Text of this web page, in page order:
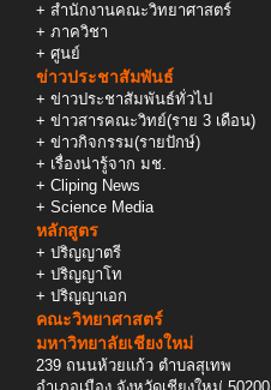
+ สำนักงานคณะวิทยาศาสตร์
+ ภาควิชา
+ ศูนย์
ข่าวประชาสัมพันธ์
+ ข่าวประชาสัมพันธ์ทั่วไป
+ ข่าวสารคณะวิทย์(ราย 3 เดือน)
+ ข่าวกิจกรรม(รายปักษ์)
+ เรื่องน่ารู้จาก มช.
+ Cliping News
+ Science Media
หลักสูตร
+ ปริญญาตรี
+ ปริญญาโท
+ ปริญญาเอก
คณะวิทยาศาสตร์
มหาวิทยาลัยเชียงใหม่
239 ถนนห้วยแก้ว ตำบลสุเทพ